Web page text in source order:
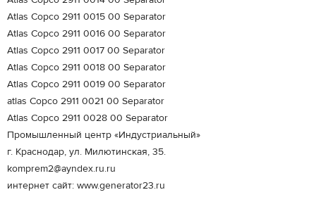
Atlas Copco 2911 0015 00 Separator
Atlas Copco 2911 0016 00 Separator
Atlas Copco 2911 0017 00 Separator
Atlas Copco 2911 0018 00 Separator
Atlas Copco 2911 0019 00 Separator
atlas Copco 2911 0021 00 Separator
Atlas Copco 2911 0028 00 Separator
Промышленный центр «Индустриальный»
г. Краснодар, ул. Милютинская, 35.
komprem2@ayndex.ru.ru
интернет сайт: www.generator23.ru